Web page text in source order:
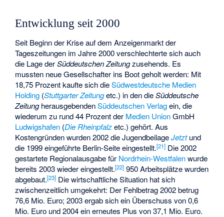
Entwicklung seit 2000
Seit Beginn der Krise auf dem Anzeigenmarkt der
Tageszeitungen im Jahre 2000 verschlechterte sich auch
die Lage derSüddeutschen Zeitungzusehends. Es
mussten neue Gesellschafter ins Boot geholt werden: Mit
18,75 Prozent kaufte sich dieSüdwestdeutsche Medien
Holding (Stuttgarter Zeitungetc.) in den dieSüddeutsche
ZeitungherausgebendenSüddeutschen Verlagein, die
wiederum zu rund 44 Prozent der Medien UnionGmbH
Ludwigshafen (Die Rheinpfalzetc.) gehört. Aus
Kostengründen wurden 2002 die JugendbeilageJetztund
die 1999 eingeführte Berlin-Seite eingestellt.[21] Die 2002
gestartete Regionalausgabe für Nordrhein-Westfalenwurde
bereits 2003 wieder eingestellt.[22] 950 Arbeitsplätze wurden
abgebaut.[23] Die wirtschaftliche Situation hat sich
zwischenzeitlich umgekehrt: Der Fehlbetrag 2002 betrug
76,6 Mio. Euro; 2003 ergab sich ein Überschuss von 0,6
Mio. Euro und 2004 ein erneutes Plus von 37,1 Mio. Euro.